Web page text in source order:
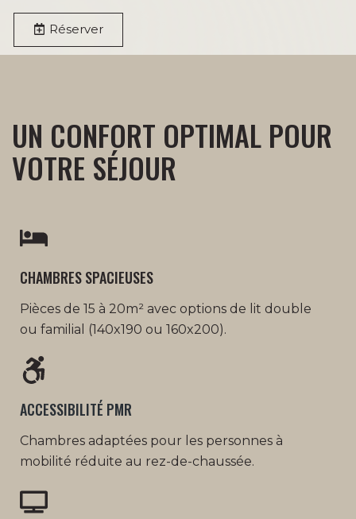
Réserver
UN CONFORT OPTIMAL POUR
VOTRE SÉJOUR
CHAMBRES SPACIEUSES
Pièces de 15 à 20m² avec options de lit double
ou familial (140x190 ou 160x200).
ACCESSIBILITÉ PMR
Chambres adaptées pour les personnes à
mobilité réduite au rez-de-chaussée.